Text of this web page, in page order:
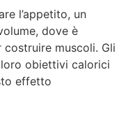
l’appetito, un
dove è
costruire muscoli. Gli
obiettivi calorici
effetto